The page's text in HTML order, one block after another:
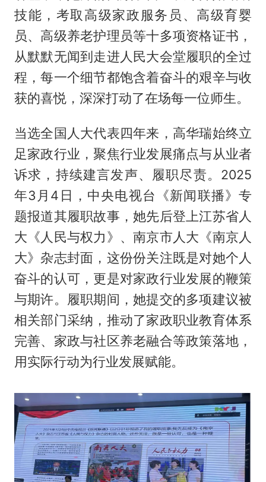
技能，考取高级家政服务员、高级育婴
员、高级养老护理员等十多项资格证书，
从默默无闻到走进人民大会堂履职的全过
程，每一个细节都饱含着奋斗的艰辛与收
获的喜悦，深深打动了在场每一位师生。
当选全国人大代表四年来，高华瑞始终立
足家政行业，聚焦行业发展痛点与从业者
诉求，持续建言发声、履职尽责。2025
年3月4日，中央电视台《新闻联播》专
题报道其履职故事，她先后登上江苏省人
大《人民与权力》、南京市人大《南京人
大》杂志封面，这份份关注既是对她个人
奋斗的认可，更是对家政行业发展的鞭策
与期许。履职期间，她提交的多项建议被
相关部门采纳，推动了家政职业教育体系
完善、家政与社区养老融合等政策落地，
用实际行动为行业发展赋能。